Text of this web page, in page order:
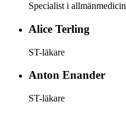
Specialist i allmänmedicin
Alice Terling
ST-läkare
Anton Enander
ST-läkare